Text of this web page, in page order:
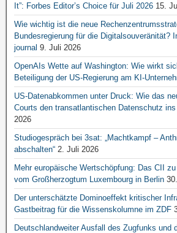
It”: Forbes Editor’s Choice für Juli 2026 15.
Wie wichtig ist die neue
Bundesregierung für die Digitalsouveränität?
journal 9. Juli 2026
OpenAIs Wette auf Washington: Wie wirkt
Beteiligung der US-Regierung am KI-
US-Datenabkommen unter Druck: Wie das
Courts den transatlantischen Datenschutz
2026
Studiogespräch bei 3sat: „Machtkampf –
abschalten“ 2. Juli 2026
Mehr europäische Wertschöpfung: Das CII
vom Großherzogtum Luxembourg in Berlin
Der unterschätzte Dominoeffekt kritischer
Gastbeitrag für die Wissenskolumne im ZDF
Deutschlandweiter Ausfall des Zugfunks und